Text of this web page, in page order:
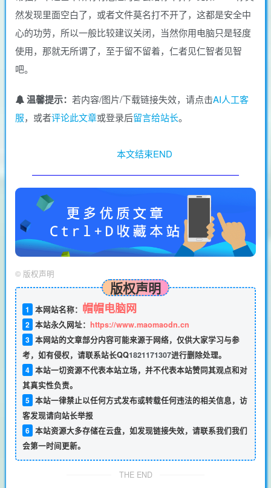
然发现里面空白了，或者文件莫名打不开了，这都是安全中
心的功劳，所以一般比较建议关闭，当然你用电脑只是轻度
使用，那就无所谓了，至于留不留着，仁者见仁智者见智
吧。
温馨提示： 若内容/图片/下载链接失效，请点击AI人工客
服，或者评论此文章或登录后留言给站长。
本文结束END
© 版权声明
版权声明
1 本网站名称： 帽帽电脑网
2 本站永久网址： https://www.maomaodn.cn
3 本网站的文章部分内容可能来源于网络，仅供大家学习与参
考，如有侵权，请联系站长QQ1821171307进行删除处理。
4 本站一切资源不代表本站立场，并不代表本站赞同其观点和对
其真实性负责。
5 本站一律禁止以任何方式发布或转载任何违法的相关信息，访
客发现请向站长举报
6 本站资源大多存储在云盘，如发现链接失效，请联系我们我们
会第一时间更新。
THE END